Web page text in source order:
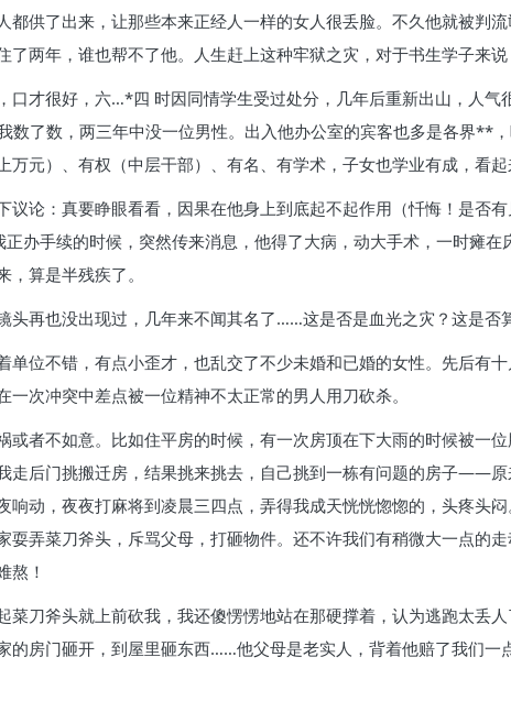
都供了出来，让那些本来正经人一样的女人很丢脸。不久他就被判
两年，谁也帮不了他。人生赶上这种牢狱之灾，对于书生学子来说
口才很好，六…*四 时因同情学生受过处分，几年后重新出山，人
了数，两三年中没一位男性。出入他办公室的宾客也多是各界**
元）、有权（中层干部）、有名、有学术，子女也学业有成，看起
议论：真要睁眼看看，因果在他身上到底起不起作用（忏悔！是否
正办手续的时候，突然传来消息，他得了大病，动大手术，一时瘫
算是半残疾了。
头再也没出现过，几年来不闻其名了……这是否是血光之灾？这是否
单位不错，有点小歪才，也乱交了不少未婚和已婚的女性。先后有
次冲突中差点被一位精神不太正常的男人用刀砍杀。
或者不如意。比如住平房的时候，有一次房顶在下大雨的时候被一
走后门挑搬迁房，结果挑来挑去，自己挑到一栋有问题的房子——
响动，夜夜打麻将到凌晨三四点，弄得我成天恍恍惚惚的，头疼头
耍弄菜刀斧头，斥骂父母，打砸物件。还不许我们有稍微大一点的
熬！
菜刀斧头就上前砍我，我还傻愣愣地站在那硬撑着，认为逃跑太丢
的房门砸开，到屋里砸东西……他父母是老实人，背着他赔了我们一